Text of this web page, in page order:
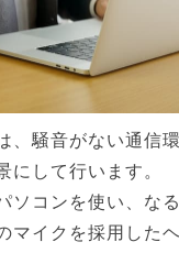
、騒音がない通信
にして行います。
ソコンを使い、な
マイクを採用した